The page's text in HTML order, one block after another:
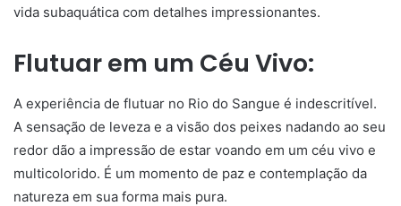
vida subaquática com detalhes impressionantes.
Flutuar em um Céu Vivo:
A experiência de flutuar no Rio do Sangue é indescritível.
A sensação de leveza e a visão dos peixes nadando ao seu
redor dão a impressão de estar voando em um céu vivo e
multicolorido. É um momento de paz e contemplação da
natureza em sua forma mais pura.